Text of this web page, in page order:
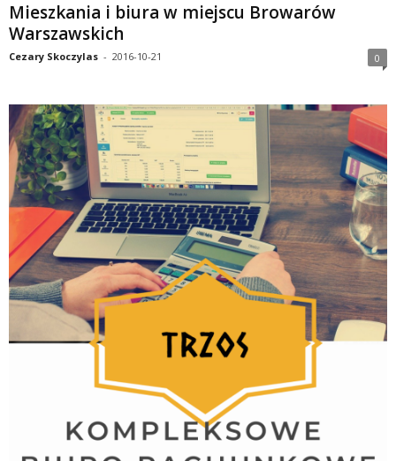
Mieszkania i biura w miejscu Browarów
Warszawskich
Cezary Skoczylas - 2016-10-21 0